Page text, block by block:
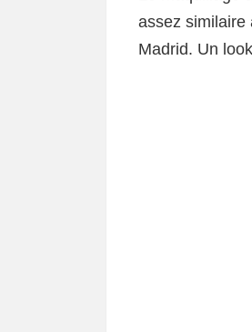
assez similaire
Madrid. Un